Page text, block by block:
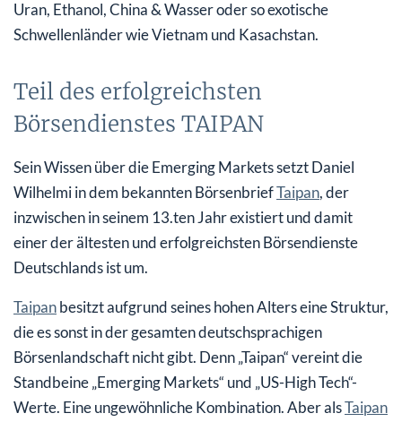
Uran, Ethanol, China & Wasser oder so exotische
Schwellenländer wie Vietnam und Kasachstan.
Teil des erfolgreichsten
Börsendienstes TAIPAN
Sein Wissen über die Emerging Markets setzt Daniel
Wilhelmi in dem bekannten BörsenbriefTaipan, der
inzwischen in seinem 13.ten Jahr existiert und damit
einer der ältesten und erfolgreichsten Börsendienste
Deutschlands ist um.
Taipanbesitzt aufgrund seines hohen Alters eine Struktur,
die es sonst in der gesamten deutschsprachigen
Börsenlandschaft nicht gibt. Denn „Taipan“ vereint die
Standbeine „Emerging Markets“ und „US-High Tech“-
Werte. Eine ungewöhnliche Kombination. Aber alsTaipan